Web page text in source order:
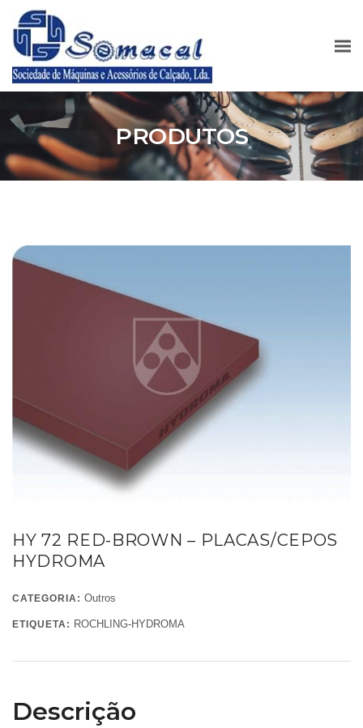
PRODUTOS
HY 72 RED-BROWN – PLACAS/CEPOS
HYDROMA
CATEGORIA: Outros
ETIQUETA: ROCHLING-HYDROMA
Descrição